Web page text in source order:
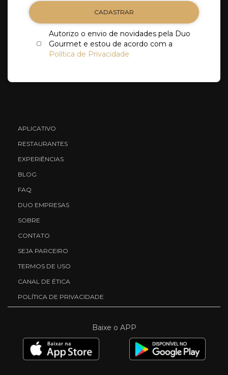
CADASTRAR
Autorizo o envio de novidades pela Duo
Gourmet e estou de acordo com a
Política de Privacidade
APLICATIVO
RESTAURANTES
EXPERIÊNCIAS
BLOG
FAQ
DUO EMPRESAS
SOBRE
CONTATO
SEJA PARCEIRO
TERMOS DE USO
CANAL DE ÉTICA
POLÍTICA DE PRIVACIDADE
Baixe o APP